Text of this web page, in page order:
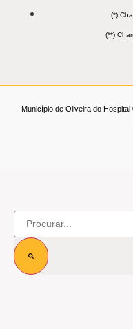
(*)
(**)
Município de Oliveira do